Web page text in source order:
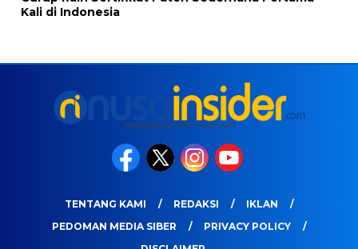
Kali di Indonesia
TENTANG KAMI REDAKSI
IKLAN
PEDOMAN MEDIA SIBER
PRIVACY POLICY